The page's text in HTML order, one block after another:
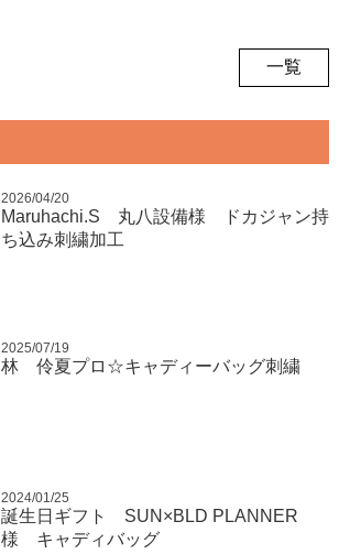
一覧
2026/04/20
Maruhachi.S 丸八設備様 ドカジャン持
ち込み刺繍加工
2025/07/19
林 伶夏プロ☆キャディーバッグ刺繍
2024/01/25
誕生日ギフト SUN×BLD PLANNER
様 キャディバッグ